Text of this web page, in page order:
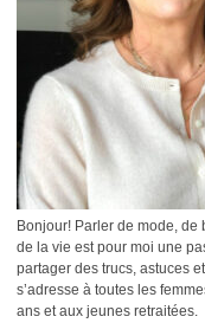
Bonjour! Parler de mode,
de la vie est pour moi une
partager des trucs, astuces
s’adresse à toutes les
ans et aux jeunes retraitées.